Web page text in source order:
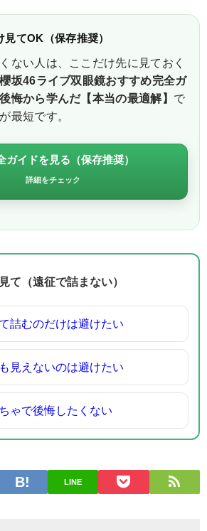
てOK（保存推奨）
ない人は、ここだけ先に見ておく
櫻坂46ライブ双眼鏡おすすめ完全ガ
悔から学んだ【本当の最適解】 で
最短です。
ガイドを見る（保存推奨）
詳細をチェック
て（遠征で詰まない）
詰むのだけは避けたい
見えないのは避けたい
ゃで後悔したくない
LINE